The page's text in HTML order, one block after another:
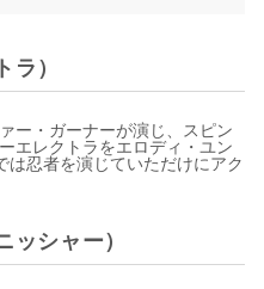
）
ー・ガーナーが演じ、スピン
エレクトラをエロディ・ユン
忍者を演じていただけにアク
シャー）